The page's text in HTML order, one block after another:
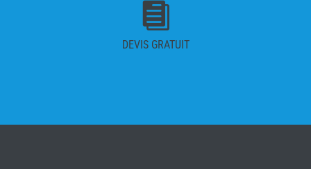

DEVIS GRATUIT